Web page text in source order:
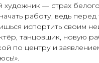
— страх белого
работу, ведь
испортить своим
танцовщик, новую
по центру и